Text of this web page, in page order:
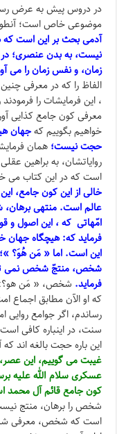
در دروس پیش به عرض
موضوعی خاص است؛
آدمی بحث بر این است که
نیست، به بدن عنصری؛ در
زمان، و نفس زمان را می
الفاظ را که در معرفی
، این فرمایشات را
معرفی کون جامع کذایی
خواهیم بگوییم کهجهان
حجت نیست؛ همان
روایاتشان، به براهین
است که در این کتاب می
خالی از این کون جامع،
عالم است. منتهی
امّهاتی که ، این اصول و
فرماید که: هیچگاه
این است. اما « مَن هُوَ؟
شخص، منتجّ شخص نمی
فرماید. شخص، « مَن هو؟»
که او الآن مطابق اجماع
رساندم، اگر جوامع روایی
سنت، در اینباره کافی
این باره حجت بالغه اند
غیبت می گوییم، این
عسکری سلام الله علیه
کون جامع قائم آل محمد
شخص را برهان، منتج نیست
است که شخص، معرفی